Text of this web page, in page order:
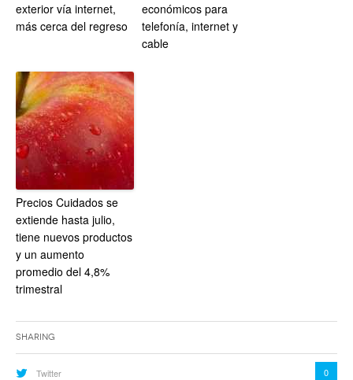
exterior vía internet,
más cerca del regreso
económicos para
telefonía, internet y
cable
Precios Cuidados se
extiende hasta julio,
tiene nuevos productos
y un aumento
promedio del 4,8%
trimestral
Sharing
Twitter 0